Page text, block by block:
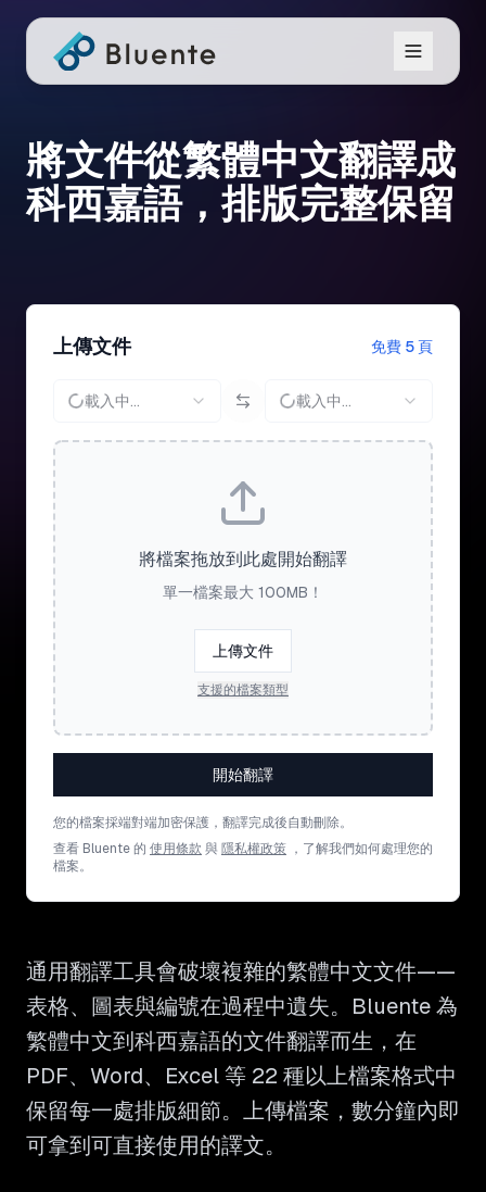
將文件從繁體中文翻譯成
科西嘉語，排版完整保留
上傳文件 免費 5 頁
載入中... 載入中...
將檔案拖放到此處開始翻譯
單一檔案最大 100MB！
上傳文件
支援的檔案類型
開始翻譯
您的檔案採端對端加密保護，翻譯完成後自動刪除。
查看 Bluente 的 使用條款 與 隱私權政策 ，了解我們如何處理您的
檔案。
通用翻譯工具會破壞複雜的繁體中文文件——
表格、圖表與編號在過程中遺失。Bluente 為
繁體中文到科西嘉語的文件翻譯而生，在
PDF、Word、Excel 等 22 種以上檔案格式中
保留每一處排版細節。上傳檔案，數分鐘內即
可拿到可直接使用的譯文。